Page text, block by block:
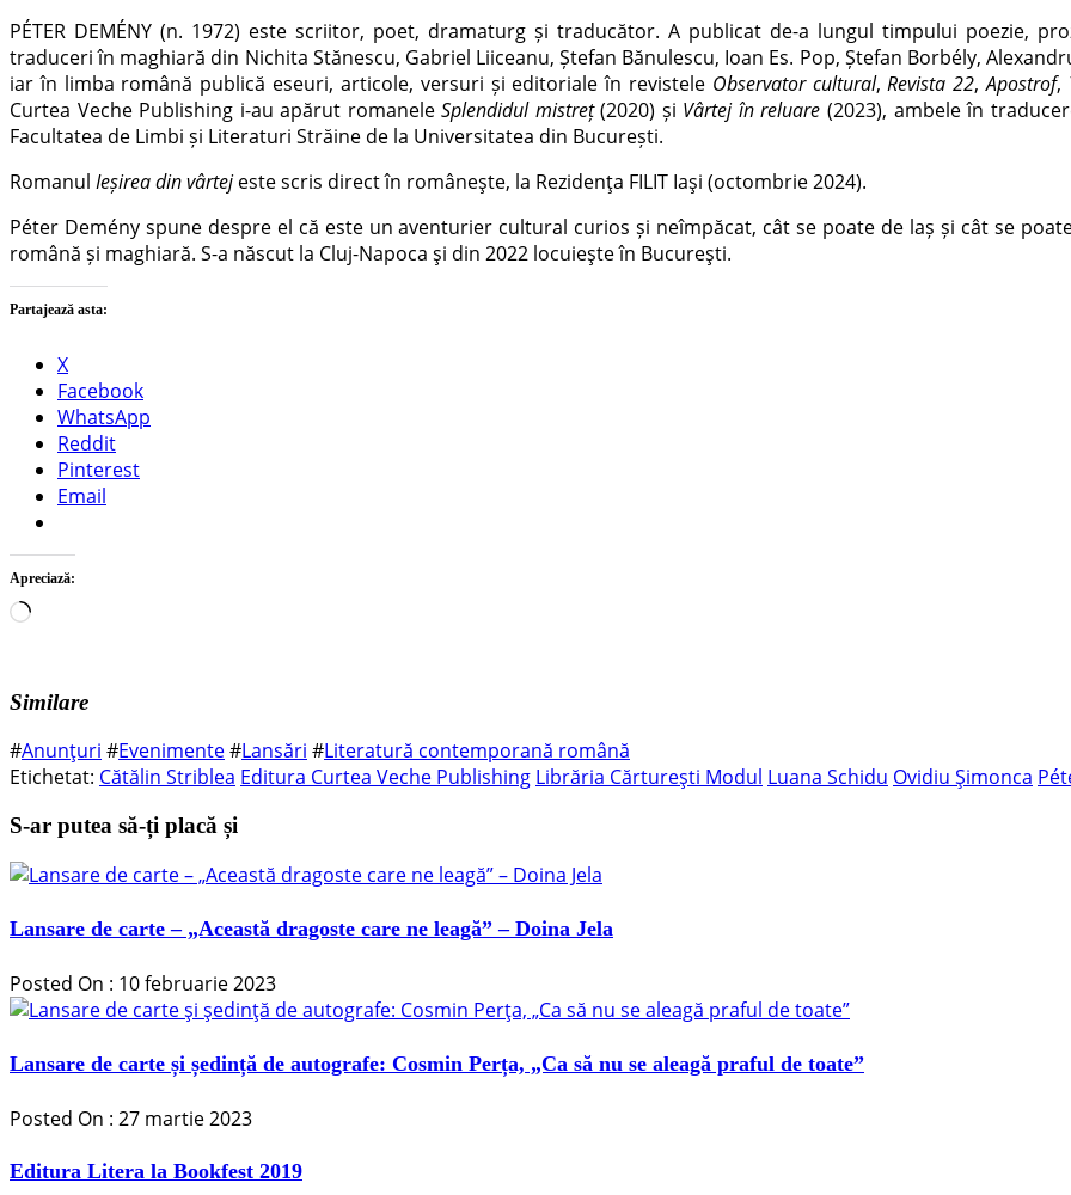
PÉTER DEMÉNY (n. 1972) este scriitor, poet, dramaturg și traducător. A publicat de-a lungul timpului poezie,
traduceri în maghiară din Nichita Stănescu, Gabriel Liiceanu, Ștefan Bănulescu, Ioan Es. Pop, Ștefan Borbély,
iar în limba română publică eseuri, articole, versuri și editoriale în revistele Observator cultural,Revista 22,Apostrof,
Curtea Veche Publishing i-au apărut romaneleSplendidul mistreț(2020) și Vârtej în reluare (2023), ambele în
Facultatea de Limbi și Literaturi Străine de la Universitatea din București.
Romanul Ieșirea din vârtejeste scris directîn românește, la Rezidența FILIT Iași (octombrie 2024).
Péter Demény spune despre el că este un aventurier cultural curios și neîmpăcat, cât se poate de laș și cât se
română și maghiară. S-a născut la Cluj-Napoca și din 2022 locuiește în București.
Partajează asta:
X
Facebook
WhatsApp
Reddit
Pinterest
Email
Apreciază:
Încarc...
Similare
#Anunțuri #Evenimente#Lansări #Literatură contemporană română
Etichetat: Cătălin Striblea Editura Curtea Veche Publishing Librăria Cărturești Modul Luana Schidu Ovidiu Șimonca
S-ar putea să-ți placă și
Lansare de carte – „Această dragoste care ne leagă” – Doina Jela
Posted On : 10 februarie 2023
Lansare de carte și ședință de autografe: Cosmin Perța, „Ca să nu se aleagă praful de toate”
Posted On : 27 martie 2023
Editura Litera la Bookfest 2019